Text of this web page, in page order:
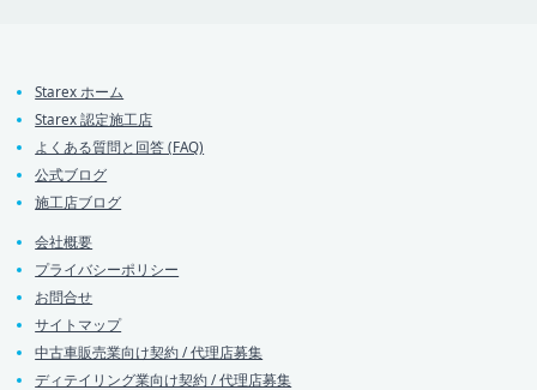
Starex ホーム
Starex 認定施工店
よくある質問と回答 (FAQ)
公式ブログ
施工店ブログ
会社概要
プライバシーポリシー
お問合せ
サイトマップ
中古車販売業向け契約 / 代理店募集
ディテイリング業向け契約 / 代理店募集